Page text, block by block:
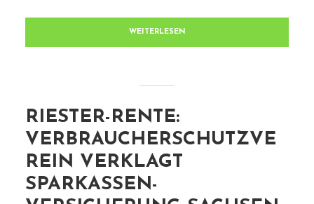
WEITERLESEN
RIESTER-RENTE:
VERBRAUCHERSCHUTZVE
REIN VERKLAGT
SPARKASSEN-